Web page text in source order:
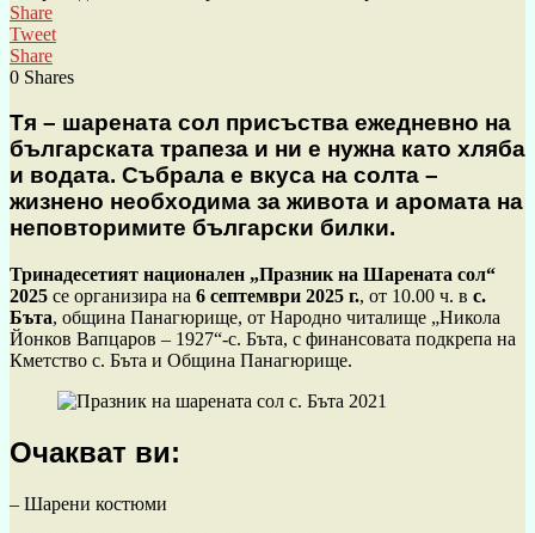
Share
Tweet
Share
0 Shares
Тя – шарената сол присъства ежедневно на
българската трапеза и ни е нужна като хляба
и водата. Събрала е вкуса на солта –
жизнено необходима за живота и аромата на
неповторимите български билки.
Тринадесетият национален „Празник на Шарената сол“
2025 се организира на 6 септември 2025 г., от 10.00 ч. в с.
Бъта, община Панагюрище, от Народно читалище „Никола
Йонков Вапцаров – 1927“-с. Бъта, с финансовата подкрепа на
Кметство с. Бъта и Община Панагюрище.
Очакват ви:
– Шарени костюми